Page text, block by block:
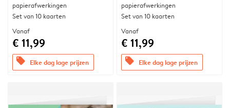
papierafwerkingen
Set van 10 kaarten
Vanaf
€ 11,99
offers Elke dag lage prijzen
papierafwerkingen
Set van 10 kaarten
Vanaf
€ 11,99
offers Elke dag lage prijzen